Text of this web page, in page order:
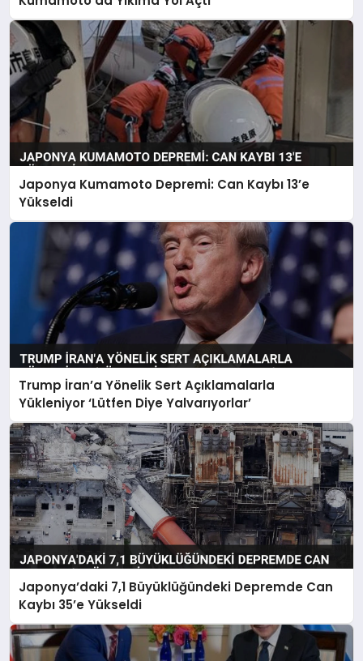
Japonya Kumamoto Depremi: Can Kaybı 13’e
Yükseldi
Trump İran’a Yönelik Sert Açıklamalarla
Yükleniyor ‘Lütfen Diye Yalvarıyorlar’
Japonya’daki 7,1 Büyüklüğündeki Depremde Can
Kaybı 35’e Yükseldi